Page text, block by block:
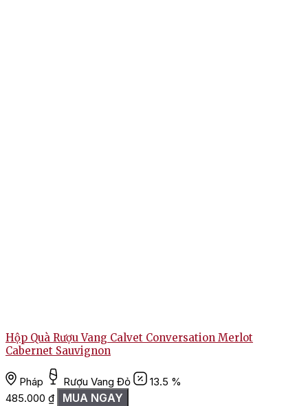
Hộp Quà Rượu Vang Calvet Conversation Merlot
Cabernet Sauvignon
Pháp Rượu Vang Đỏ
13.5 %
485.000 ₫ MUA NGAY